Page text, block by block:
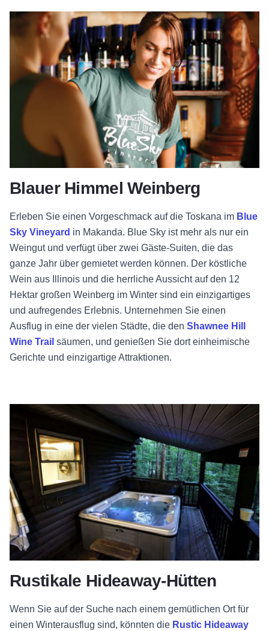
Blauer Himmel Weinberg
Erleben Sie einen Vorgeschmack auf die Toskana im Blue
Sky Vineyard in Makanda. Blue Sky ist mehr als nur ein
Weingut und verfügt über zwei Gäste-Suiten, die das
ganze Jahr über gemietet werden können. Der köstliche
Wein aus Illinois und die herrliche Aussicht auf den 12
Hektar großen Weinberg im Winter sind ein einzigartiges
und aufregendes Erlebnis. Unternehmen Sie einen
Ausflug in eine der vielen Städte, die den Shawnee Hill
Wine Trail säumen, und genießen Sie dort einheimische
Gerichte und einzigartige Attraktionen.
Rustikale Hideaway-Hütten
Wenn Sie auf der Suche nach einem gemütlichen Ort für
einen Winterausflug sind, könnten die Rustic Hideaway